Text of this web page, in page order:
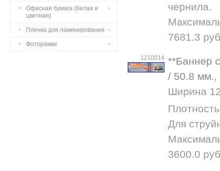
чернила.
7681.3
1210014 **Баннер
/ 50.8 мм.,
Ширина
Для
3600.0
Офисная бумага (белая и
цветная)
Пленка для ламинирования
Фоторамки